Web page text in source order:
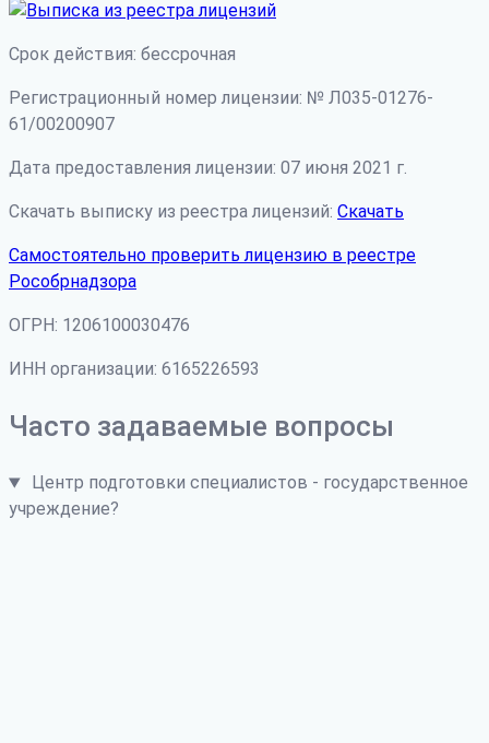
Срок действия: бессрочная
Регистрационный номер лицензии: № Л035-01276-
61/00200907
Дата предоставления лицензии: 07 июня 2021 г.
Скачать выписку из реестра лицензий: Скачать
Самостоятельно проверить лицензию в реестре
Рособрнадзора
ОГРН: 1206100030476
ИНН организации: 6165226593
Часто задаваемые вопросы
Центр подготовки специалистов - государственное
учреждение?